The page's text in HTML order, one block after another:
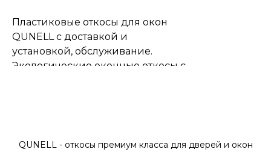
Пластиковые откосы для окон
QUNELL с доставкой и
установкой, обслуживание.
Экологические оконные откосы с
QUNELL - откосы премиум класса для дверей и окон